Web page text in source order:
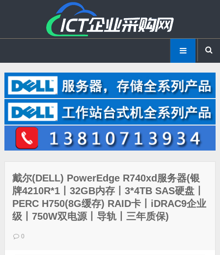
戴尔(DELL) PowerEdge R740xd服务器(银
牌4210R*1丨32GB内存丨3*4TB SAS硬盘丨
PERC H750(8G缓存) RAID卡丨iDRAC9企业
级丨750W双电源丨导轨丨三年质保)
0